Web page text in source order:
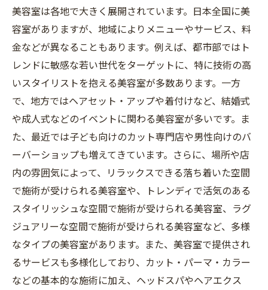
美容室は各地で大きく展開されています。日本全国に美
容室がありますが、地域によりメニューやサービス、料
金などが異なることもあります。例えば、都市部ではト
レンドに敏感な若い世代をターゲットに、特に技術の高
いスタイリストを抱える美容室が多数あります。一方
で、地方ではヘアセット・アップや着付けなど、結婚式
や成人式などのイベントに関わる美容室が多いです。ま
た、最近では子ども向けのカット専門店や男性向けのバ
ーバーショップも増えてきています。さらに、場所や店
内の雰囲気によって、リラックスできる落ち着いた空間
で施術が受けられる美容室や、トレンディで活気のある
スタイリッシュな空間で施術が受けられる美容室、ラグ
ジュアリーな空間で施術が受けられる美容室など、多様
なタイプの美容室があります。また、美容室で提供され
るサービスも多様化しており、カット・パーマ・カラー
などの基本的な施術に加え、ヘッドスパやヘアエクス